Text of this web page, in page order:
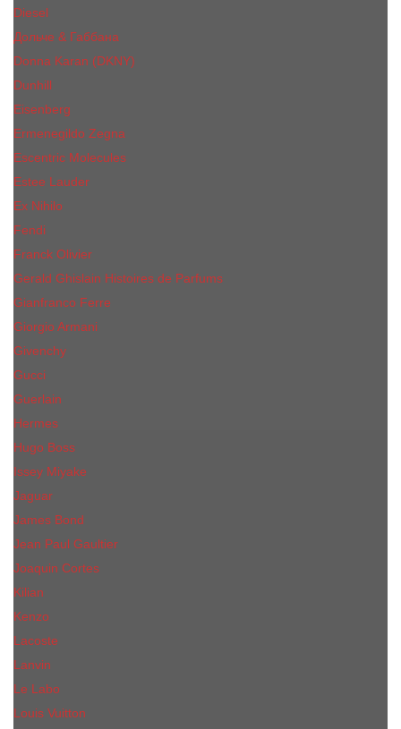
Diesel
Дольче & Габбана
Donna Karan (DKNY)
Dunhill
Eisenberg
Ermenegildo Zegna
Escentric Molecules
Еsteе Lаudеr
Ex Nihilo
Fendi
Franck Olivier
Gerald Ghislain Histoires de Parfums
Gianfranco Ferre
Giorgio Armani
Givenchy
Gucci
Guerlain
Hermes
Hugo Boss
Issey Miyake
Jaguar
James Bond
Jean Paul Gaultier
Joaquin Сortes
Kilian
Kenzo
Lacoste
Lanvin
Le Labo
Louis Vuitton